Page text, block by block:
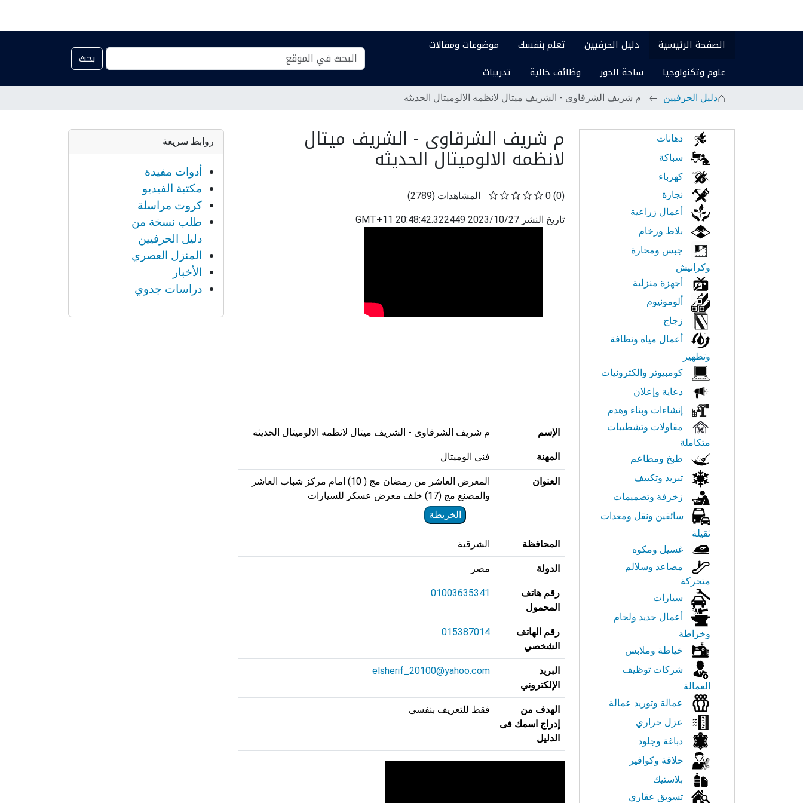
الصفحة الرئيسية دليل الحرفيين تعلم بنفسك
موضوعات ومقالات
علوم وتكنولوجيا
ساحة الحور وظائف خالية تدريبات بحث بحث بحث
دليل الحرفيين م شريف الشرقاوى - الشريف ميتال لانظمه الالوميتال الحديثه
م شريف الشرقاوى - الشريف ميتال
لانظمه الالوميتال الحديثه
(0)
0 المشاهدات (
2789
)
تاريخ النشر 2023/10/27 20:48:42.322449 GMT+11
الإسم م شريف الشرقاوى - الشريف ميتال لانظمه الالوميتال الحديثه
المهنة فنى الوميتال
العنوان
المعرض العاشر من رمضان مج ( 10) امام مركز شباب العاشر
والمصنع مج (17) خلف معرض عسكر للسيارات
الخريطة
المحافظة الشرقية
الدولة مصر
رقم هاتف
المحمول
01003635341
رقم الهاتف
الشخصي
015387014
البريد
الإلكتروني
elsherif_20100@yahoo.com
الهدف من
إدراج اسمك فى
الدليل
فقط للتعريف بنفسى
الابحار
النت
دهانات
سباكة
كهرباء
نجارة
أعمال زراعية
بلاط ورخام
جبس ومحارة
وكرانيش
أجهزة منزلية
ألومونيوم
زجاج
أعمال مياه ونظافة
وتطهير
كومبيوتر والكترونيات
دعاية وإعلان
إنشاءات وبناء وهدم
مقاولات وتشطيبات
متكاملة
طبخ ومطاعم
تبريد وتكييف
زخرفة وتصميمات
سائقين ونقل ومعدات
ثقيلة
غسيل ومكوه
مصاعد وسلالم
متحركة
سيارات
أعمال حديد ولحام
وخراطة
خياطة وملابس
شركات توظيف
العمالة
عمالة وتوريد عمالة
عزل حراري
دباغة وجلود
حلاقة وكوافير
بلاستيك
تسويق عقاري
روابط سريعة
أدوات مفيدة
مكتبة الفيديو
كروت مراسلة
طلب نسخة من
دليل الحرفيين
المنزل العصري
الأخبار
دراسات جدوي